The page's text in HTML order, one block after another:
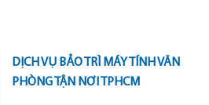
DỊCH VỤ BẢO TRÌ MÁY TÍNH VĂN
PHÒNG TẬN NƠI TPHCM